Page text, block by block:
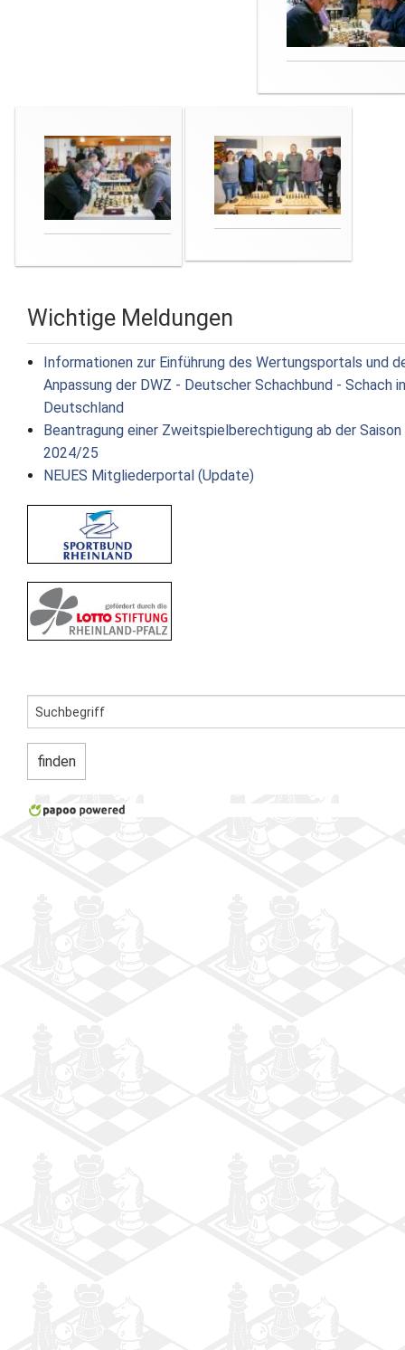
Wichtige Meldungen
Informationen zur Einführung des Wertungsportals und
Anpassung der DWZ - Deutscher Schachbund - Schach in
Deutschland
Beantragung einer Zweitspielberechtigung ab der Saison
2024/25
NEUES Mitgliederportal (Update)